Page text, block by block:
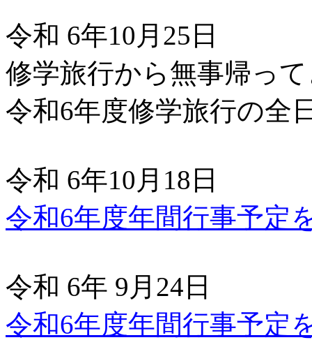
令和 6年10月25日
修学旅行から無事帰っ
令和6年度修学旅行の全
令和 6年10月18日
令和6年度年間行事予定
令和 6年 9月24日
令和6年度年間行事予定